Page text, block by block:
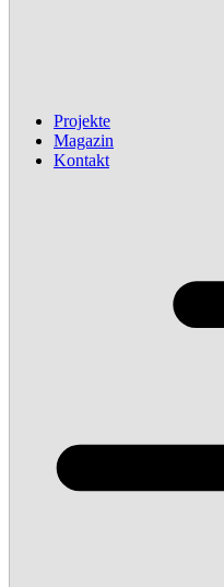
Projekte
Magazin
Kontakt